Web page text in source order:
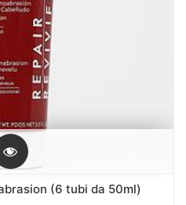
(6 tubi da 50ml)